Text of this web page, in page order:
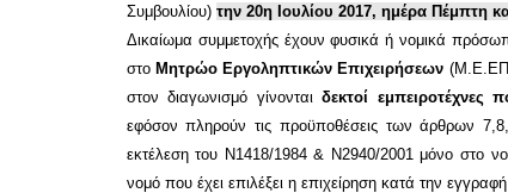
Συμβουλίου) την 20η Ιουλίου 2017, ημέρα Πέμπτη
Δικαίωμα συμμετοχής έχουν φυσικά ή νομικά
στο Μητρώο Εργοληπτικών Επιχειρήσεων
στον διαγωνισμό γίνονται δεκτοί εμπειροτέχνες
εφόσον πληρούν τις προϋποθέσεις των άρθρων
εκτέλεση του Ν1418/1984 & Ν2940/2001 μόνο στο
νομό που έχει επιλέξει η επιχείρηση κατά την